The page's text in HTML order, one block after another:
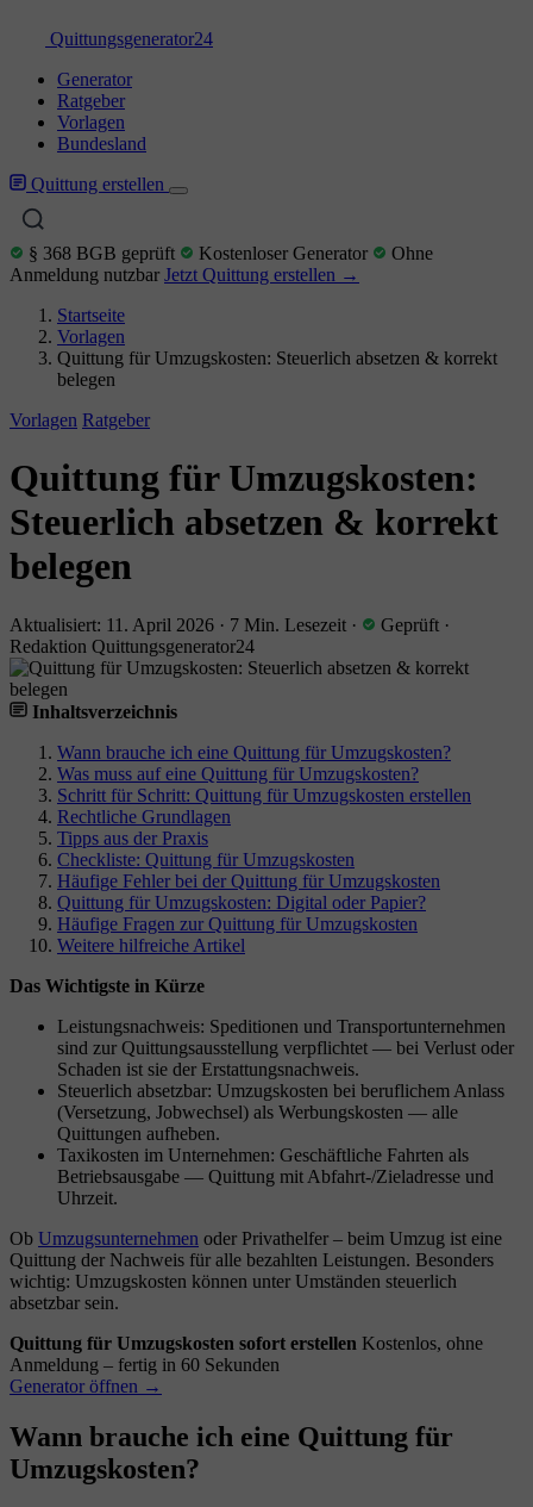
Quittungsgenerator24
Generator
Ratgeber
Vorlagen
Bundesland
Quittung erstellen
§ 368 BGB geprüft Kostenloser Generator
Ohne
Anmeldung nutzbar Jetzt Quittung erstellen →
Startseite
Vorlagen
Quittung für Umzugskosten: Steuerlich absetzen & korrekt
belegen
Vorlagen Ratgeber
Quittung für Umzugskosten:
Steuerlich absetzen & korrekt
belegen
Aktualisiert: 11. April 2026 · 7 Min. Lesezeit · Geprüft ·
Redaktion Quittungsgenerator24
Inhaltsverzeichnis
Wann brauche ich eine Quittung für Umzugskosten?
Was muss auf eine Quittung für Umzugskosten?
Schritt für Schritt: Quittung für Umzugskosten erstellen
Rechtliche Grundlagen
Tipps aus der Praxis
Checkliste: Quittung für Umzugskosten
Häufige Fehler bei der Quittung für Umzugskosten
Quittung für Umzugskosten: Digital oder Papier?
Häufige Fragen zur Quittung für Umzugskosten
Weitere hilfreiche Artikel
Das Wichtigste in Kürze
Leistungsnachweis: Speditionen und Transportunternehmen
sind zur Quittungsausstellung verpflichtet — bei Verlust oder
Schaden ist sie der Erstattungsnachweis.
Steuerlich absetzbar: Umzugskosten bei beruflichem Anlass
(Versetzung, Jobwechsel) als Werbungskosten — alle
Quittungen aufheben.
Taxikosten im Unternehmen: Geschäftliche Fahrten als
Betriebsausgabe — Quittung mit Abfahrt-/Zieladresse und
Uhrzeit.
Ob Umzugsunternehmen oder Privathelfer – beim Umzug ist eine
Quittung der Nachweis für alle bezahlten Leistungen. Besonders
wichtig: Umzugskosten können unter Umständen steuerlich
absetzbar sein.
Quittung für Umzugskosten sofort erstellen Kostenlos, ohne
Anmeldung – fertig in 60 Sekunden
Generator öffnen →
Wann brauche ich eine Quittung für
Umzugskosten?